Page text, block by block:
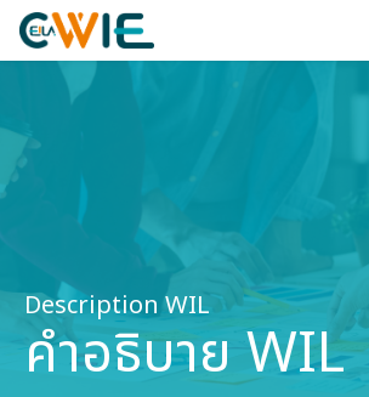
Skip
content
Description WIL
คำอธิบาย WIL